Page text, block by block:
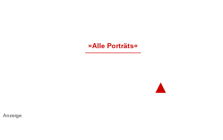
»Alle Porträts«
▲
Anzeige